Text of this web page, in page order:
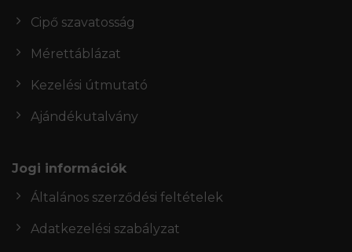
Cipő szavatosság
Mérettáblázat
Kezelési útmutató
Ajándékutalvány
Jogi információk
Általános szerződési feltételek
Adatkezelési szabályzat